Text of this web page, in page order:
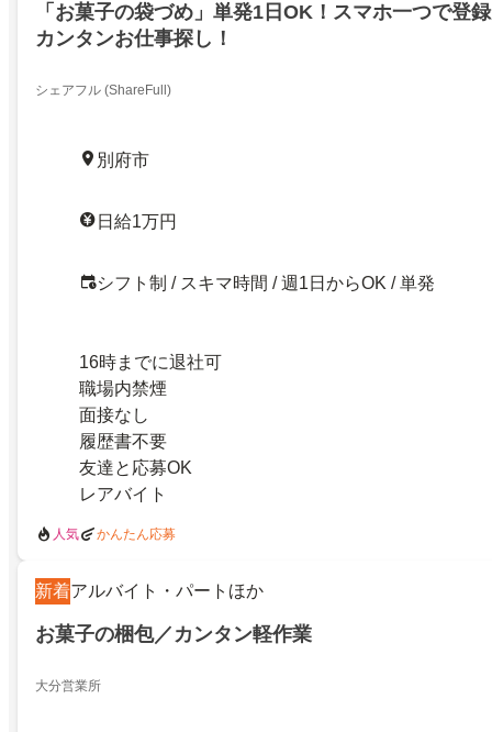
「お菓子の袋づめ」単発1日OK！スマホ一つで登
カンタンお仕事探し！
シェアフル (ShareFull)
別府市
日給1万円
シフト制 / スキマ時間 / 週1日からOK / 単発
16時までに退社可
職場内禁煙
面接なし
履歴書不要
友達と応募OK
レアバイト
人気 かんたん応募
新着アルバイト・パートほか
お菓子の梱包／カンタン軽作業
大分営業所